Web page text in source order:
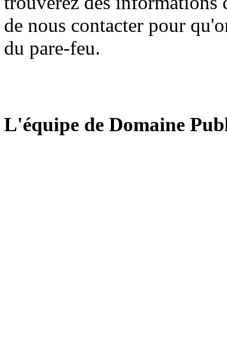
de nous contacter pour
du pare-feu.
L'équipe de Domaine